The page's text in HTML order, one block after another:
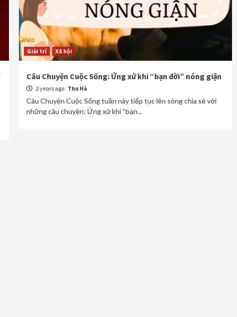
Giải trí Xã hội
Câu Chuyện Cuộc Sống: Ứng xử khi “bạn đời” nóng giận
2 years ago Thu Hà
Câu Chuyện Cuộc Sống tuần này tiếp tục lên sóng chia sẻ với
những câu chuyện: Ứng xử khi “bạn...